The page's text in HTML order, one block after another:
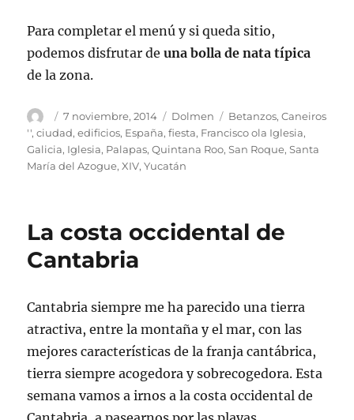
Para completar el menú y si queda sitio,
podemos disfrutar deuna bolla de nata típica
de la zona.
Autor
Publicado
el
7 noviembre, 2014 Categorías
Dolmen Etiquetas
Betanzos,Caneiros
'',ciudad,edificios, España,fiesta, Francisco ola Iglesia,
Galicia, Iglesia, Palapas,Quintana Roo,San Roque,Santa
María del Azogue,XIV,Yucatán
La costa occidental de
Cantabria
Cantabria siempre me ha parecido una tierra
atractiva, entre la montaña y el mar, con las
mejores características de la franja cantábrica,
tierra siempre acogedora y sobrecogedora. Esta
semana vamos a irnos a la costa occidental de